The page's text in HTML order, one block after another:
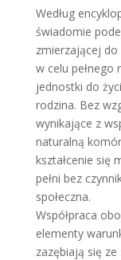
Według
świadomie
zmierzającej do
w celu
jednostki do
rodzina. Bez
wynikające z
naturalną
kształcenie się
pełni bez
społeczna.
Współpraca
elementy
zazębiają się